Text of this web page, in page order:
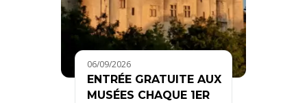
06/09/2026
ENTRÉE GRATUITE AUX
MUSÉES CHAQUE 1ER